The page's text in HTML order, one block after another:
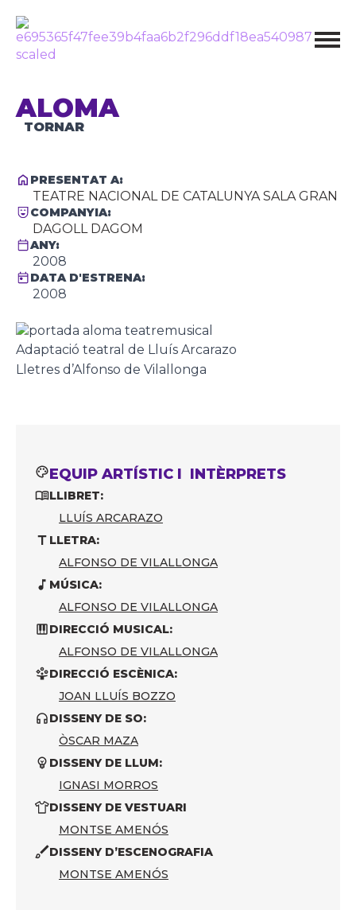
ALOMA
TORNAR
PRESENTAT A:
TEATRE NACIONAL DE CATALUNYA SALA GRAN
COMPANYIA:
DAGOLL DAGOM
ANY:
2008
DATA D'ESTRENA:
2008
Adaptació teatral de Lluís Arcarazo
Lletres d’Alfonso de Vilallonga
EQUIP ARTÍSTIC I INTÈRPRETS
LLIBRET:
LLUÍS ARCARAZO
LLETRA:
ALFONSO DE VILALLONGA
MÚSICA:
ALFONSO DE VILALLONGA
DIRECCIÓ MUSICAL:
ALFONSO DE VILALLONGA
DIRECCIÓ ESCÈNICA:
JOAN LLUÍS BOZZO
DISSENY DE SO:
ÒSCAR MAZA
DISSENY DE LLUM:
IGNASI MORROS
DISSENY DE VESTUARI
MONTSE AMENÓS
DISSENY D’ESCENOGRAFIA
MONTSE AMENÓS